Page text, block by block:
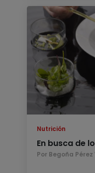
Nutrición
En busca de
Por Begoña